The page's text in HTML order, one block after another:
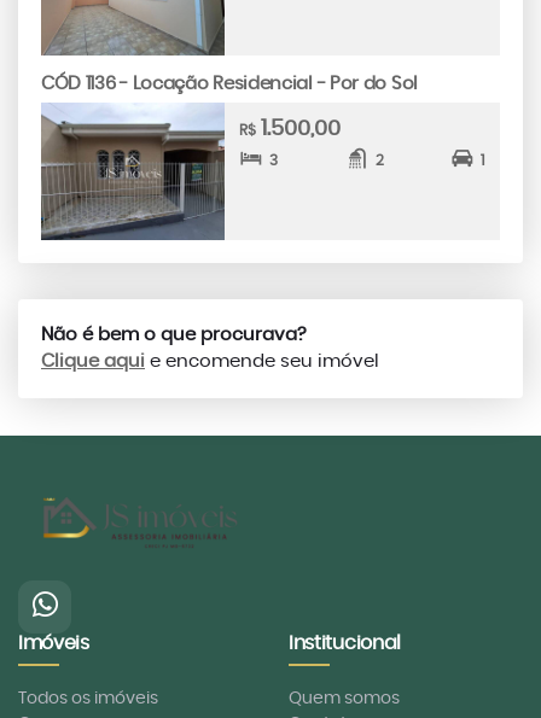
CÓD 1136 - Locação Residencial - Por do Sol
R$ 1.500,00
3 2
Não é bem o que procurava?
Clique aqui e encomende seu imóvel
Imóveis
Todos os imóveis
Institucional
Quem somos